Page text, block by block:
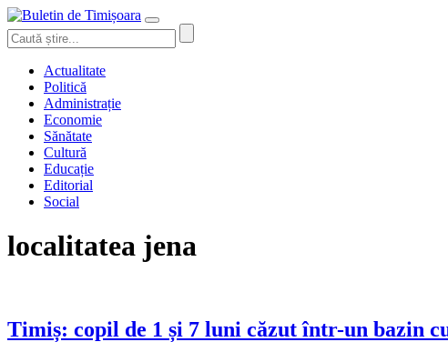
Actualitate
Politică
Administrație
Economie
Sănătate
Cultură
Educație
Editorial
Social
localitatea jena
Timiș: copil de 1 și 7 luni căzut într-un bazin